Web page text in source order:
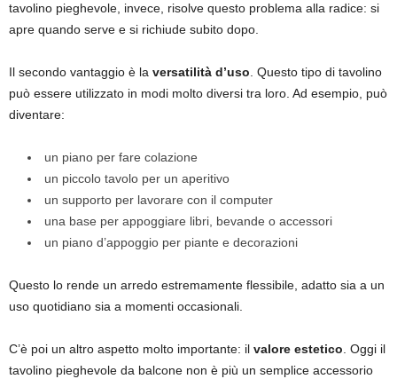
tavolino pieghevole, invece, risolve questo problema alla radice: si
apre quando serve e si richiude subito dopo.
Il secondo vantaggio è la versatilità d’uso. Questo tipo di tavolino
può essere utilizzato in modi molto diversi tra loro. Ad esempio, può
diventare:
un piano per fare colazione
un piccolo tavolo per un aperitivo
un supporto per lavorare con il computer
una base per appoggiare libri, bevande o accessori
un piano d’appoggio per piante e decorazioni
Questo lo rende un arredo estremamente flessibile, adatto sia a un
uso quotidiano sia a momenti occasionali.
C’è poi un altro aspetto molto importante: il valore estetico. Oggi il
tavolino pieghevole da balcone non è più un semplice accessorio